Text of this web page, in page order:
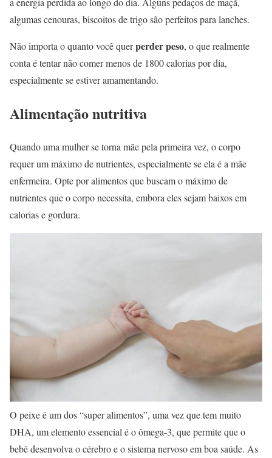
algumas cenouras, biscoitos de trigo são perfeitos para lanches.
Não importa o quanto você querperder peso, o que realmente
conta é tentar não comer menos de 1800 calorias por dia,
especialmente se estiver amamentando.
Alimentação nutritiva
Quando uma mulher se torna mãe pela primeira vez, o corpo
requer um máximo de nutrientes, especialmente se ela é a mãe
enfermeira. Opte por alimentos que buscam o máximo de
nutrientes que o corpo necessita, embora eles sejam baixos em
calorias e gordura.
O peixe é um dos “super alimentos”, uma vez que tem muito
DHA, um elemento essencial é o ômega-3, que permite que o
bebê desenvolva o cérebro e o sistema nervoso em boa saúde. As